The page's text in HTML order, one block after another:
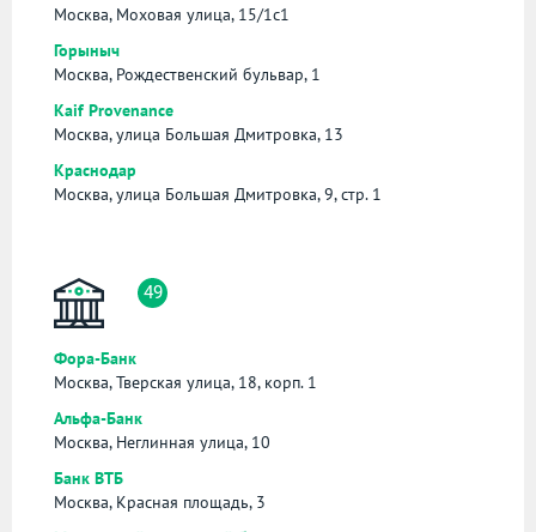
Москва, Моховая улица, 15/1с1
Горыныч
Москва, Рождественский бульвар, 1
Kaif Provenance
Москва, улица Большая Дмитровка, 13
Краснодар
Москва, улица Большая Дмитровка, 9, стр. 1
49
Фора-Банк
Москва, Тверская улица, 18, корп. 1
Альфа-Банк
Москва, Неглинная улица, 10
Банк ВТБ
Москва, Красная площадь, 3